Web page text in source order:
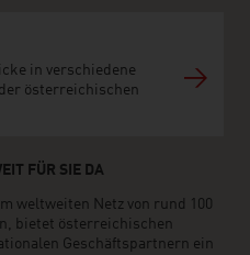
in verschiedene
österreichischen
FÜR SIE DA
weltweiten Netz von rund 100
bietet österreichischen
Geschäftspartnern ein